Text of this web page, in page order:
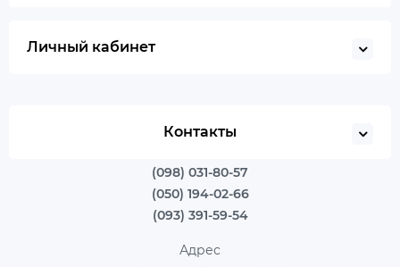
Личный кабинет
Контакты
(098) 031-80-57
(050) 194-02-66
(093) 391-59-54
Адрес